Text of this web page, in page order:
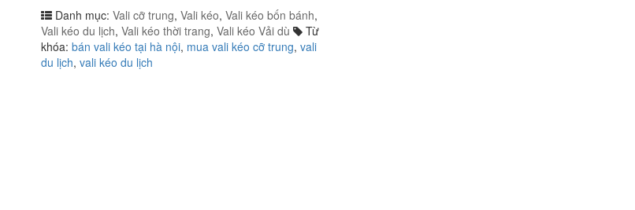
Danh mục: Vali cỡ trung, Vali kéo, Vali kéo bốn bánh,
Vali kéo du lịch, Vali kéo thời trang, Vali kéo Vải dù
Từ
khóa: bán vali kéo tại hà nội, mua vali kéo cỡ trung, vali
du lịch, vali kéo du lịch